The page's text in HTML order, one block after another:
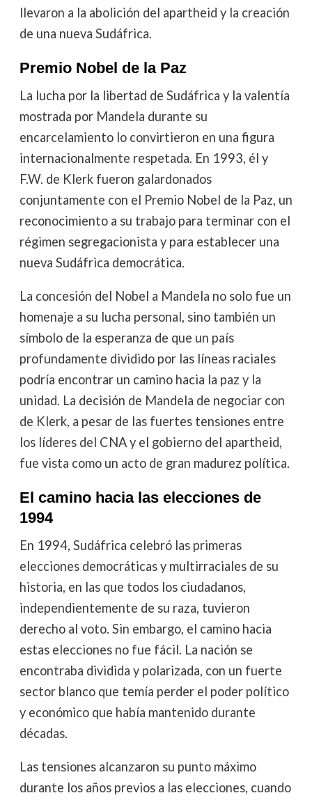
llevaron a la abolición del apartheid y la creación
de una nueva Sudáfrica.
Premio Nobel de la Paz
La lucha por la libertad de Sudáfrica y la valentía
mostrada por Mandela durante su
encarcelamiento lo convirtieron en una figura
internacionalmente respetada. En 1993, él y
F.W. de Klerk fueron galardonados
conjuntamente con el Premio Nobel de la Paz, un
reconocimiento a su trabajo para terminar con el
régimen segregacionista y para establecer una
nueva Sudáfrica democrática.
La concesión del Nobel a Mandela no solo fue un
homenaje a su lucha personal, sino también un
símbolo de la esperanza de que un país
profundamente dividido por las líneas raciales
podría encontrar un camino hacia la paz y la
unidad. La decisión de Mandela de negociar con
de Klerk, a pesar de las fuertes tensiones entre
los líderes del CNA y el gobierno del apartheid,
fue vista como un acto de gran madurez política.
El camino hacia las elecciones de
1994
En 1994, Sudáfrica celebró las primeras
elecciones democráticas y multirraciales de su
historia, en las que todos los ciudadanos,
independientemente de su raza, tuvieron
derecho al voto. Sin embargo, el camino hacia
estas elecciones no fue fácil. La nación se
encontraba dividida y polarizada, con un fuerte
sector blanco que temía perder el poder político
y económico que había mantenido durante
décadas.
Las tensiones alcanzaron su punto máximo
durante los años previos a las elecciones, cuando